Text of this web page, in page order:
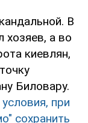
В
хозяев, а во
киевлян,
Биловару.
условия, при
сохранить